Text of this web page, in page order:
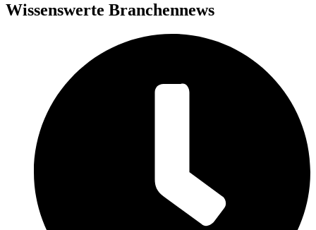
Wissenswerte Branchennews